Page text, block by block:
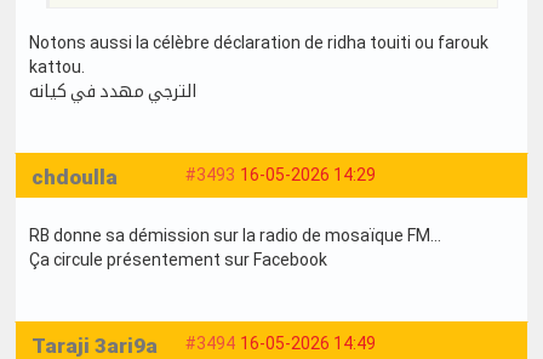
Notons aussi la célèbre déclaration de ridha touiti ou farouk
kattou.
الترجي مهدد في كيانه
#3493 16-05-2026 14:29
chdoulla
RB donne sa démission sur la radio de mosaïque FM...
Ça circule présentement sur Facebook
#3494 16-05-2026 14:49
Taraji 3ari9a